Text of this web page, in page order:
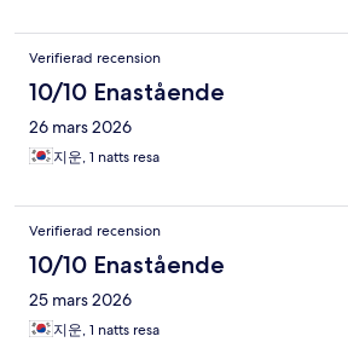
Verifierad recension
10/10 Enastående
26 mars 2026
지운, 1 natts resa
Verifierad recension
10/10 Enastående
25 mars 2026
지운, 1 natts resa